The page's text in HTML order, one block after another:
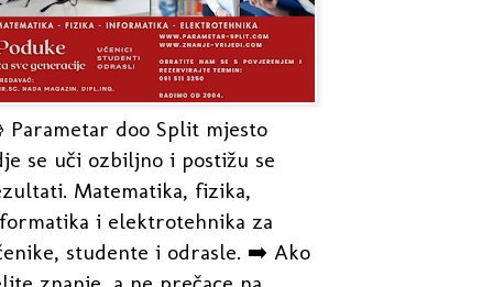
Parametar doo Split mjesto
se uči ozbiljno i postižu se
Matematika, fizika,
i elektrotehnika za
studente i odrasle. ➡️ Ako